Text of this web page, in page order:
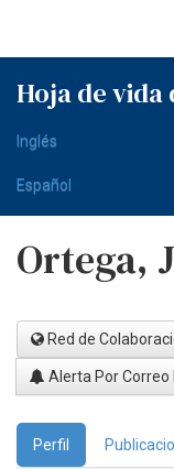
Hoja de
Inglés
Español
Ortega,
Red de
Alerta Por Correo
Perfil